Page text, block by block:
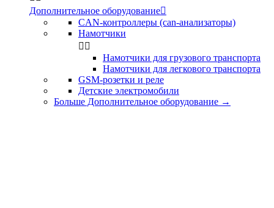
Дополнительное оборудование
CAN-контроллеры (can-анализаторы)
Намотчики
 
Намотчики для грузового транспорта
Намотчики для легкового транспорта
GSM-розетки и реле
Детские электромобили
Больше Дополнительное оборудование →